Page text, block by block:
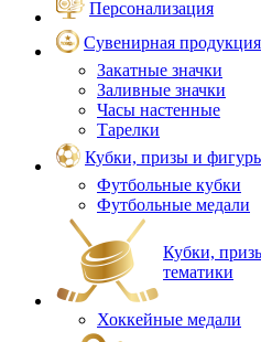
Персонализация
Сувенирная продукция
Закатные значки
Заливные значки
Часы настенные
Тарелки
Кубки, призы и
Футбольные кубки
Футбольные медали
Кубки,
тематики
Хоккейные медали